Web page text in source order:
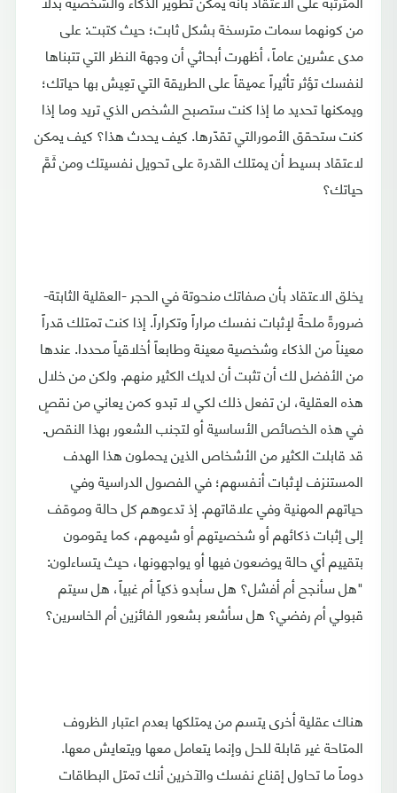
من كونهما سمات مترسخة بشكل ثابت؛ حيث كتبت: على
مدى عشرين عاماً، أظهرت أبحاثي أن وجهة النظر التي تتبناها
لنفسك تؤثر تأثيراً عميقاً على الطريقة التي تعِيش بها حياتك؛
ويمكنها تحديد ما إذا كنت ستصبح الشخص الذي تريد وما إذا
كنت ستحقق الأمورالتي تقدّرها. كيف يحدث هذا؟ كيف يمكن
لاعتقاد بسيط أن يمتلك القدرة على تحويل نفسيتك ومن ثَمَّ
حياتك؟
يخلق الاعتقاد بأن صفاتك منحوتة في الحجر -العقلية الثابتة-
ضرورةً ملحةً لإثبات نفسك مراراً وتكراراً. إذا كنت تمتلك قدراً
معيناً من الذكاء وشخصية معينة وطابعاً أخلاقياً محددا. عندها
من الأفضل لك أن تثبت أن لديك الكثير منهم. ولكن من خلال
هذه العقلية، لن تفعل ذلك لكي لا تبدو كمن يعاني من نقصٍ
في هذه الخصائص الأساسية أو لتجنب الشعور بهذا النقص.
قد قابلت الكثير من الأشخاص الذين يحملون هذا الهدف
المستنزف لإثبات أنفسهم؛ في الفصول الدراسية وفي
حياتهم المهنية وفي علاقاتهم. إذ تدعوهم كل حالة وموقف
إلى إثبات ذكائهم أو شخصيتهم أو شيمهم، كما يقومون
بتقييم أي حالة يوضعون فيها أو يواجهونها، حيث يتساءلون:
"هل سأنجح أم أفشل؟ هل سأبدو ذكياً أم غبياً، هل سيتم
قبولي أم رفضي؟ هل سأشعر بشعور الفائزين أم الخاسرين؟
هناك عقلية أخرى يتسم من يمتلكها بعدم اعتبار الظروف
المتاحة غير قابلة للحل وإنما يتعامل معها ويتعايش معها.
دوماً ما تحاول إقناع نفسك والآخرين أنك تمتل البطاقات